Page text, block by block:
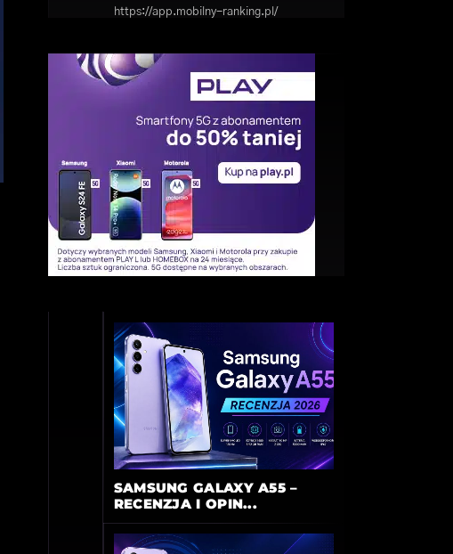
https://app.mobilny-ranking.pl/
SAMSUNG GALAXY A55 –
RECENZJA I OPIN...